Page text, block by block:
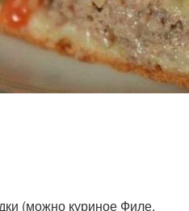
(можно куриное Филе.